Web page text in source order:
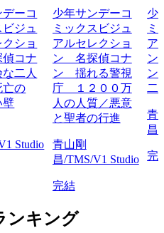
ーコ
ジュ
ショ
コナ
二人
亡の
壁
Studio
少年サンデーコ
ミックスビジュ
アルセレクショ
ン 名探偵コナ
ン 揺れる警視
庁 １２００万
人の人質／悪意
と聖者の行進
青山剛
昌/TMS/V1 Studio
完結
少
ミ
ア
ン
ン
二
青
昌
完
ンキング